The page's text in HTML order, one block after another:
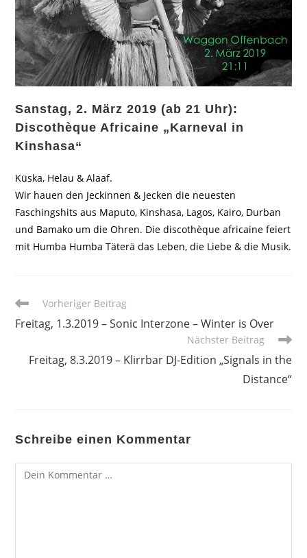
Sanstag, 2. März 2019 (ab 21 Uhr):
Discothèque Africaine „Karneval in
Kinshasa“
Küska, Helau & Alaaf.
Wir hauen den Jeckinnen & Jecken die neuesten
Faschingshits aus Maputo, Kinshasa, Lagos, Kairo, Durban
und Bamako um die Ohren. Die discothèque africaine feiert
mit Humba Humba Täterä das Leben, die Liebe & die Musik.
Weitere
ansehen
Vorheriger Beitrag
Freitag, 1.3.2019 – Sonic Interzone – Winter is Over
Nächster Beitrag
Freitag, 8.3.2019 – Klirrbar DJ-Edition „Signals in the
Distance“
Schreibe einen Kommentar
Kommentar